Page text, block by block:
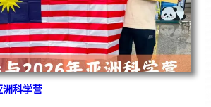
科学营